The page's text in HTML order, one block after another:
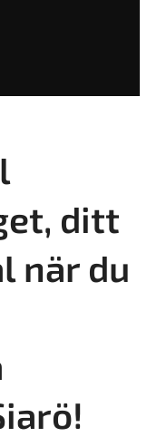
ditt
när du